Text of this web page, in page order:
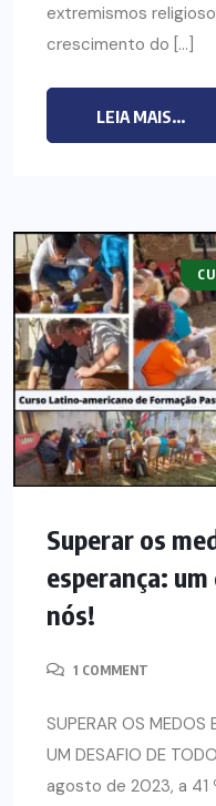
extremismos
crescimento do […]
LEIA MAIS...
Superar os
esperança:
nós!
1 COMMENT
SUPERAR OS MEDOS
UM DESAFIO DE
agosto de 2023, a 41